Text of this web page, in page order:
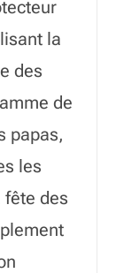
la
des
de
papas,
les
des